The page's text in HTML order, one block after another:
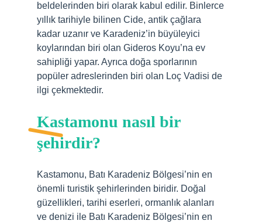
beldelerinden biri olarak kabul edilir. Binlerce
yıllık tarihiyle bilinen Cide, antik çağlara
kadar uzanır ve Karadeniz’in büyüleyici
koylarından biri olan Gideros Koyu’na ev
sahipliği yapar. Ayrıca doğa sporlarının
popüler adreslerinden biri olan Loç Vadisi de
ilgi çekmektedir.
Kastamonu nasıl bir
şehirdir?
Kastamonu, Batı Karadeniz Bölgesi’nin en
önemli turistik şehirlerinden biridir. Doğal
güzellikleri, tarihi eserleri, ormanlık alanları
ve denizi ile Batı Karadeniz Bölgesi’nin en